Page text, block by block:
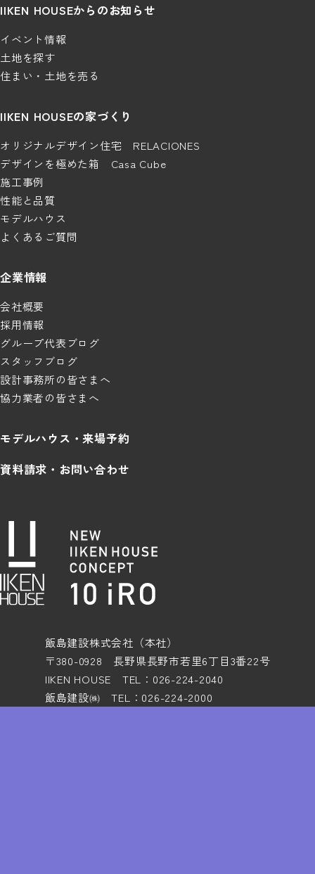
IIKEN HOUSEからのお知らせ
イベント情報
土地を探す
住まい・土地を売る
IIKEN HOUSEの家づくり
オリジナルデザイン住宅 RELACIONES
デザインを極めた箱 Casa Cube
施工事例
性能と品質
モデルハウス
よくあるご質問
企業情報
会社概要
採用情報
グループ代表ブログ
スタッフブログ
設計事務所の皆さまへ
協力業者の皆さまへ
モデルハウス・来場予約
資料請求・お問い合わせ
飯島建設株式会社（本社）
〒380-0928 長野県長野市若里6丁目3番22号
IIKEN HOUSE TEL：026-224-2040
飯島建設㈱ TEL：026-224-2000